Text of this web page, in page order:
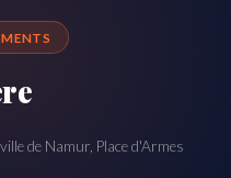
de Namur, Place d'Armes